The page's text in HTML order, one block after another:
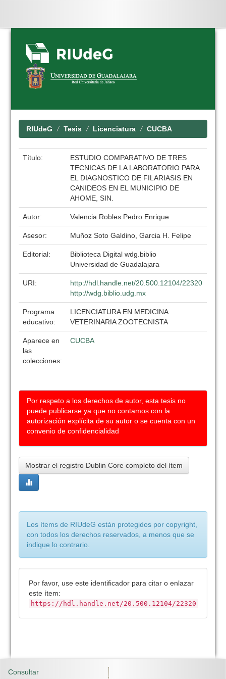
Skip
navigation
RIUdeG Tesis Licenciatura CUCBA
Título:
ESTUDIO COMPARATIVO DE TRES
TECNICAS DE LA LABORATORIO PARA
EL DIAGNOSTICO DE FILARIASIS EN
CANIDEOS EN EL MUNICIPIO DE
AHOME, SIN.
Autor: Valencia Robles Pedro Enrique
Asesor: Muñoz Soto Galdino, Garcia H. Felipe
Editorial:
Biblioteca Digital wdg.biblio
Universidad de Guadalajara
URI:
http://hdl.handle.net/20.500.12104/22320
http://wdg.biblio.udg.mx
Programa
educativo:
LICENCIATURA EN MEDICINA
VETERINARIA ZOOTECNISTA
Aparece en
las
colecciones:
CUCBA
Por respeto a los derechos de autor, esta tesis no
puede publicarse ya que no contamos con la
autorización explícita de su autor o se cuenta con un
convenio de confidencialidad
Mostrar el registro Dublin Core completo del ítem
Los ítems de RIUdeG están protegidos por copyright,
con todos los derechos reservados, a menos que se
indique lo contrario.
Por favor, use este identificador para citar o enlazar
este ítem:
https://hdl.handle.net/20.500.12104/22320
Consultar